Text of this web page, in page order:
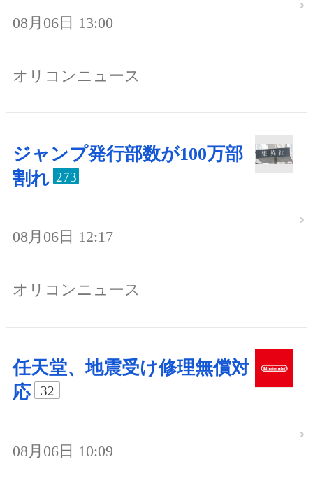
08月06日 13:00
オリコンニュース
ジャンプ発行部数が100万部
割れ 273
08月06日 12:17
オリコンニュース
任天堂、地震受け修理無償対
応
32
08月06日 10:09